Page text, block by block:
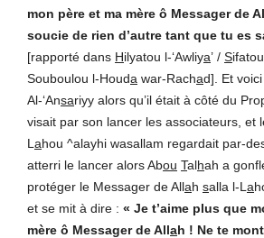
mon père et ma mère ô Messager de
soucie de rien d’autre tant que tu es
[rapporté dans Hilyatou l-‘Awliya’ / Sifatou
Souboulou l-Houda war-Rachad]. Et voici
Al-‘Ansariyy alors qu’il était à côté du
visait par son lancer les associateurs, et
L ahou ^alayhi wasallam regardait par-
atterri le lancer alors Abou Talhah a
protéger le Messager de Allah salla l-L a
et se mit à dire : « Je t’aime plus que
mère ô Messager de Allah ! Ne te